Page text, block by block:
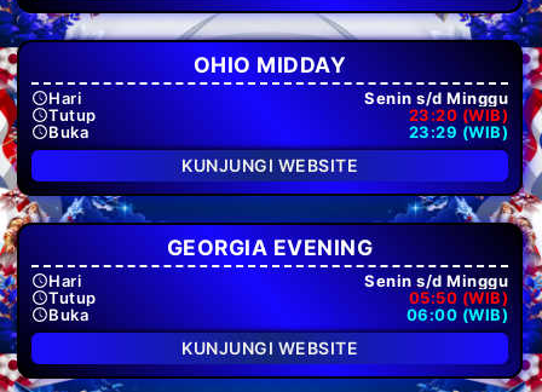
OHIO MIDDAY
Hari
Senin s/d Minggu
Tutup
23:20 (WIB)
Buka
23:29 (WIB)
KUNJUNGI WEBSITE
GEORGIA EVENING
Hari
Senin s/d Minggu
Tutup
05:50 (WIB)
Buka
06:00 (WIB)
KUNJUNGI WEBSITE